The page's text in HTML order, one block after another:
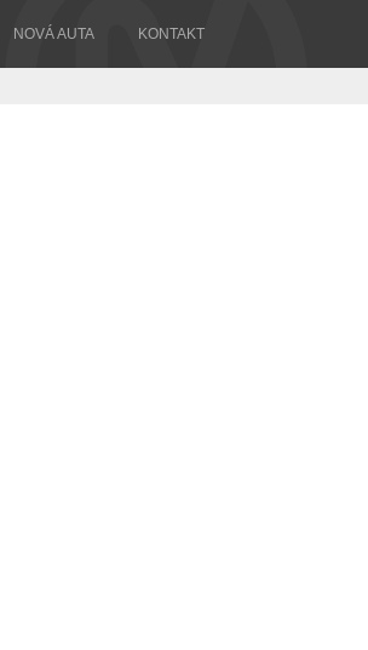
NOVÁ AUTA KONTAKT